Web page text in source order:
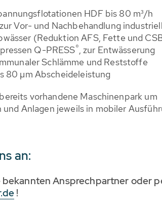
HDF bis 80 m³/h
Vor- und Nachbehandlung
(Reduktion AFS, Fette und
Q-PRESS®, zur Entwässerung
Schlämme und Reststoffe
80 µm Abscheideleistung
vorhandene Maschinenpark um
Anlagen jeweils in mobiler
an:
Ansprechpartner oder
!